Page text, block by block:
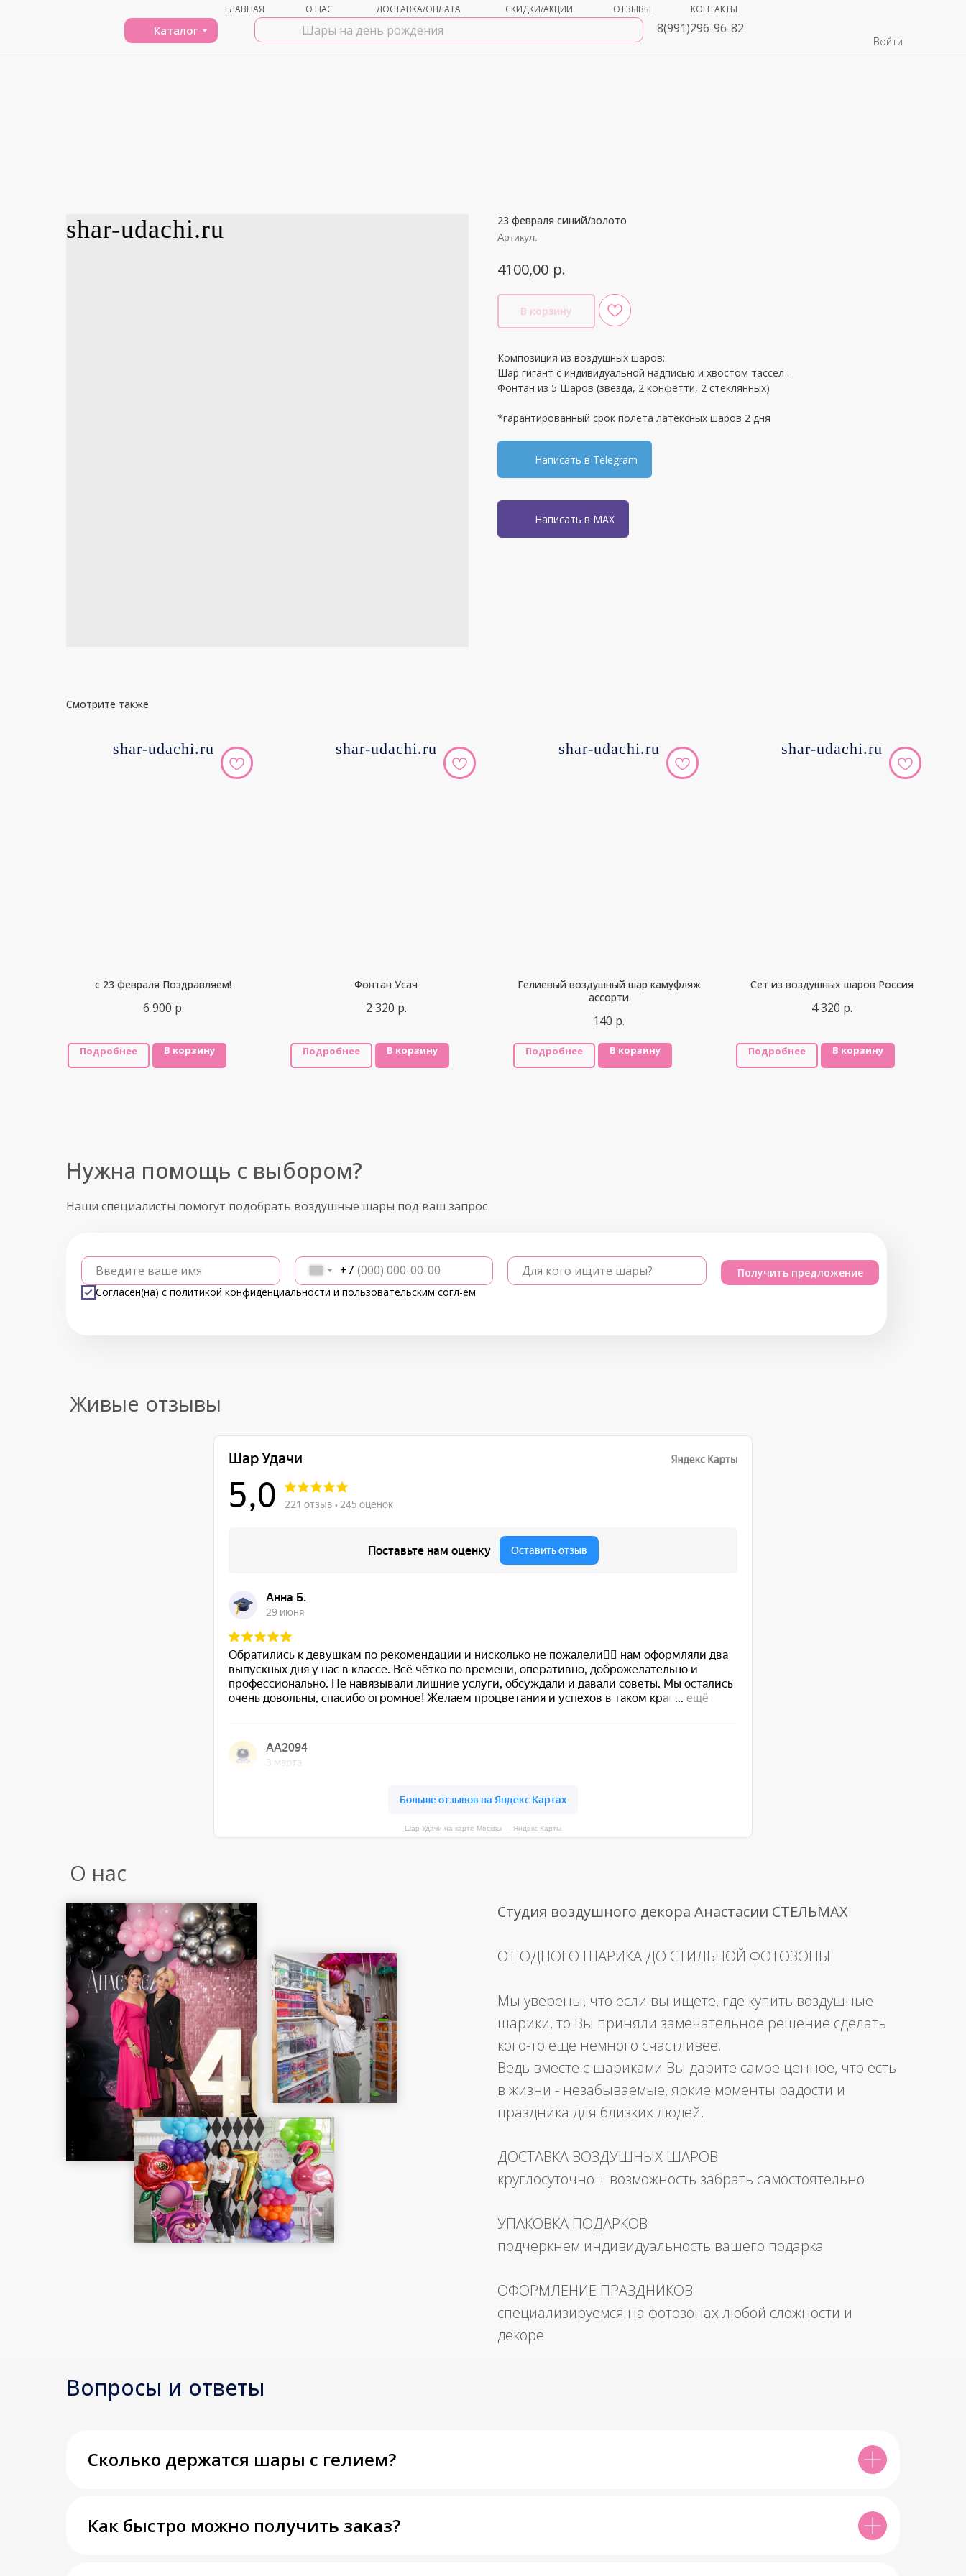
О НАС
ГЛАВНАЯ СКИДКИ/АКЦИИ
ДОСТАВКА/ОПЛАТА ОТЗЫВЫ КОНТАКТЫ
Каталог
Войти
8(991)296-96-82
shar-udachi.ru shar-udachi.ru23 февраля синий/золото
Артикул:
4100,00 р.
В корзину
Композиция из воздушных шаров:
Шар гигант с индивидуальной надписью и хвостом тассел .
Фонтан из 5 Шаров (звезда, 2 конфетти, 2 стеклянных)
*гарантированный срок полета латексных шаров 2 дня
Написать в Telegram
Написать в MAX
Смотрите также
shar-udachi.ru
с 23 февраля Поздравляем!
6 900 р.
Подробнее В корзину
shar-udachi.ru
Фонтан Усач
2 320 р.
Подробнее В корзину
shar-udachi.ru
Гелиевый воздушный шар камуфляж
ассорти
140 р.
Подробнее В корзину
shar-udachi.ru
Сет из воздушных шаров Россия
4 320 р.
Подробнее В корзину
Наши специалисты помогут подобрать воздушные шары под ваш запрос
Введите ваше имя +7 Для кого ищите шары?
Согласен(на) с политикой конфиденциальности и пользовательским согл-ем
Получить предложение
Нужна помощь с выбором?
Живые отзывы
Шар Удачи на карте Москвы — Яндекс Карты
О нас
Студия воздушного декора Анастасии СТЕЛЬМАХ
ОТ ОДНОГО ШАРИКА ДО СТИЛЬНОЙ ФОТОЗОНЫ
Мы уверены, что если вы ищете, где купить воздушные
шарики, то Вы приняли замечательное решение сделать
кого-то еще немного счастливее.
Ведь вместе с шариками Вы дарите самое ценное, что есть
в жизни - незабываемые, яркие моменты радости и
праздника для близких людей.
ДОСТАВКА ВОЗДУШНЫХ ШАРОВ
круглосуточно + возможность забрать самостоятельно
УПАКОВКА ПОДАРКОВ
подчеркнем индивидуальность вашего подарка
ОФОРМЛЕНИЕ ПРАЗДНИКОВ
специализируемся на фотозонах любой сложности и
декоре
Вопросы и ответы
Сколько держатся шары с гелием?
Как быстро можно получить заказ?